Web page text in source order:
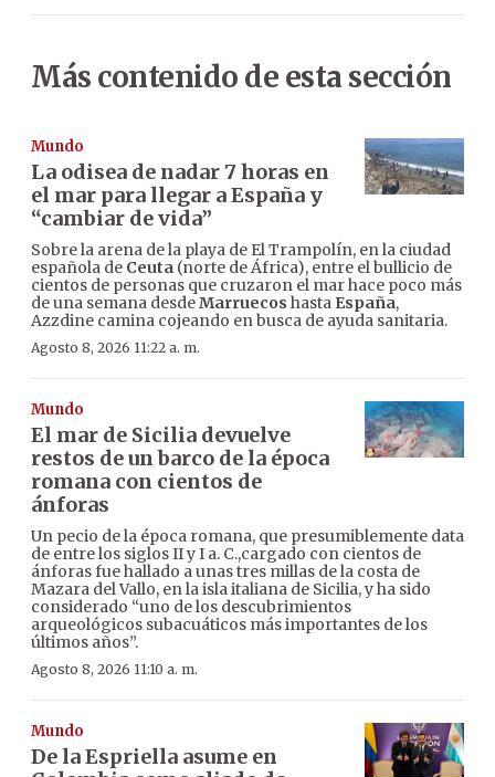
Más contenido de esta sección
Mundo
La odisea de nadar 7 horas en
el mar para llegar a España y
“cambiar de vida”
Sobre la arena de la playa de El Trampolín, en la ciudad
española de Ceuta (norte de África), entre el bullicio de
cientos de personas que cruzaron el mar hace poco más
de una semana desdeMarruecos hasta España,
Azzdine camina cojeando en busca de ayuda sanitaria.
Agosto 8, 2026 11:22 a. m.
Mundo
El mar de Sicilia devuelve
restos de un barco de la época
romana con cientos de
ánforas
Un pecio de la época romana, que presumiblemente data
de entre los siglos II y I a. C.,cargado con cientos de
ánforas fue hallado a unas tres millas de la costa de
Mazara del Vallo, en la isla italiana de Sicilia, y ha sido
considerado “uno de los descubrimientos
arqueológicos subacuáticos más importantes de los
últimos años”.
Agosto 8, 2026 11:10 a. m.
Mundo
De la Espriella asume en